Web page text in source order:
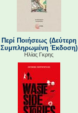
Περί Ποιήσεως (Δεύτερη
Συμπληρωμένη Έκδοση)
Ηλίας Γκρης